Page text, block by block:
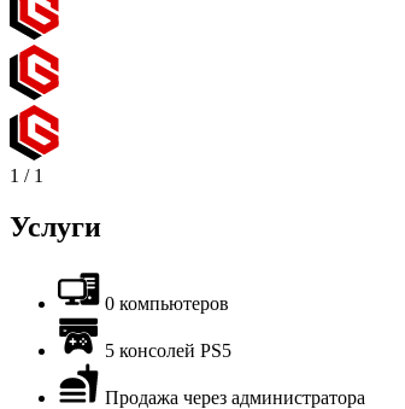
1 / 1
Услуги
0 компьютеров
5 консолей PS5
Продажа через администратора